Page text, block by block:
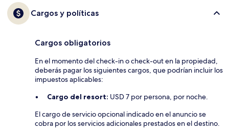
Cargos y políticas
Cargos obligatorios
En el momento del check-in o check-out en la propiedad,
deberás pagar los siguientes cargos, que podrían incluir los
impuestos aplicables:
Cargo del resort: USD 7 por persona, por noche.
El cargo de servicio opcional indicado en el anuncio se
cobra por los servicios adicionales prestados en el destino.